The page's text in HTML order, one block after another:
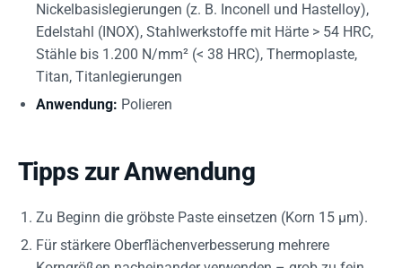
Nickelbasislegierungen (z. B. Inconell und Hastelloy),
Edelstahl (INOX), Stahlwerkstoffe mit Härte > 54 HRC,
Stähle bis 1.200 N/mm² (< 38 HRC), Thermoplaste,
Titan, Titanlegierungen
Anwendung: Polieren
Tipps zur Anwendung
Zu Beginn die gröbste Paste einsetzen (Korn 15 µm).
Für stärkere Oberflächenverbesserung mehrere